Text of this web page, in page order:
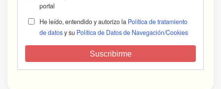
portal
He leído, entendido y autorizo la Política de tratamiento
de datosy su Política de Datos de Navegación/Cookies
Suscribirme